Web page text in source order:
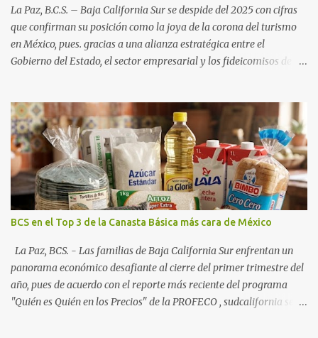
La Paz, B.C.S. – Baja California Sur se despide del 2025 con cifras
que confirman su posición como la joya de la corona del turismo
en México, pues. gracias a una alianza estratégica entre el
Gobierno del Estado, el sector empresarial y los fideicomisos de
una derrama económica sin precedentes. Las proyecciones para
este periodo vacacional son optimistas, con un promedio estatal
que supera el 70% . Sin embargo, la sorpresa del año la ha dado el
norte del estado. Comondú encabeza las expectativas con un
impresionante 89% de ocupación, impulsado por el interés
creciente en el turismo de naturaleza. Le siguen destinos
consolidados y emergentes: Los Cabos: 72% promedio (esperando
picos del 79% en Año Nuevo). La Paz: 66%. Loreto: 58%. Mulegé:
54%. "Estamos viendo un fenómeno de diversificación. Ya no solo
vienen por el lujo de Los Cabos, sino por la aut...
BCS en el Top 3 de la Canasta Básica más cara de México
La Paz, BCS. - Las familias de Baja California Sur enfrentan un
panorama económico desafiante al cierre del primer trimestre del
año, pues de acuerdo con el reporte más reciente del programa
"Quién es Quién en los Precios" de la PROFECO , sudcalifornia se